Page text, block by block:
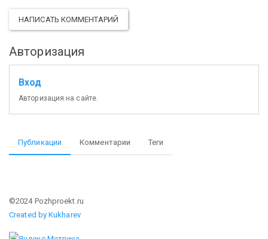
НАПИСАТЬ КОММЕНТАРИЙ
Авторизация
Вход
Авторизация на сайте.
Публикации Комментарии Теги
©2024 Pozhproekt.ru
Created by Kukharev